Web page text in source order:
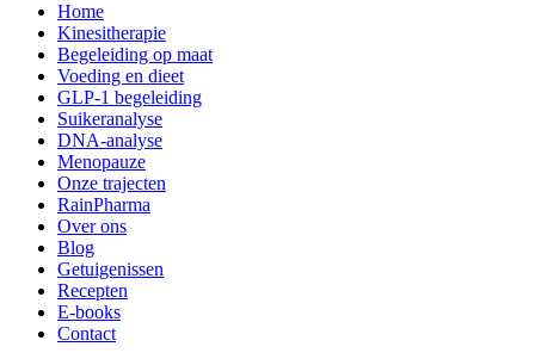
Home
Kinesitherapie
Begeleiding op maat
Voeding en dieet
GLP-1 begeleiding
Suikeranalyse
DNA-analyse
Menopauze
Onze trajecten
RainPharma
Over ons
Blog
Getuigenissen
Recepten
E-books
Contact